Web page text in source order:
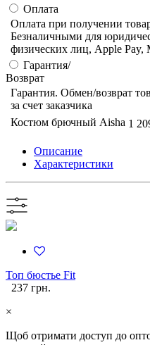
Оплата
Оплата при получении
Безналичными для
физических лиц, Apple Pay,
Гарантия/
Возврат
Гарантия. Обмен/возврат
за счет заказчика
Костюм брючный Aisha 1
Описание
Характеристики
Топ бюстье Fit
237 грн.
×
Щоб отримати доступ до